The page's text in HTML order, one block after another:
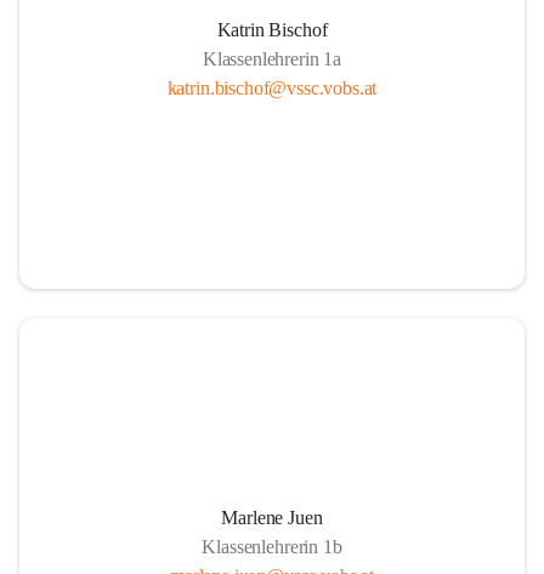
Katrin Bischof
Klassenlehrerin 1a
katrin.bischof@vssc.vobs.at
Marlene Juen
Klassenlehrerin 1b